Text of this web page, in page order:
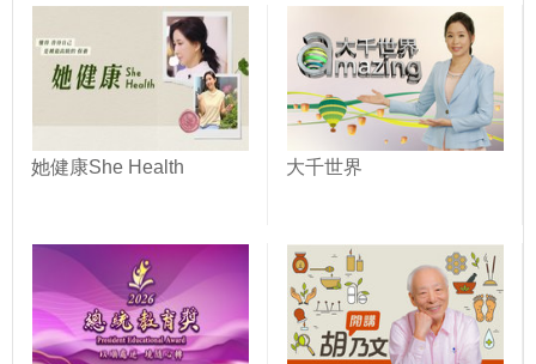
她健康She Health 大千世界